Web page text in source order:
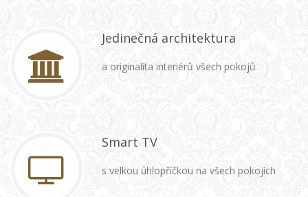
Jedinečná architektura
a originalita interiérů všech pokojů
Smart TV
s velkou úhlopříčkou na všech pokojích